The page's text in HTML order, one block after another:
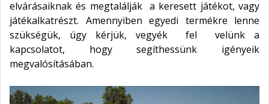
elvárásaiknak és megtalálják a keresett játékot, vagy
játékalkatrészt. Amennyiben egyedi termékre lenne
szükségük, úgy kérjük, vegyék fel velünk a
kapcsolatot, hogy segíthessünk igényeik
megvalósításában.